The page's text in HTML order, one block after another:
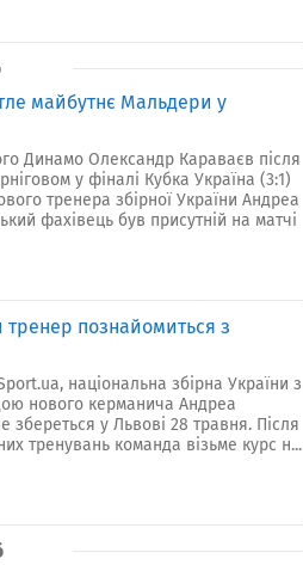
майбутнє Мальдери у
Динамо Олександр Караваєв після
у фіналі Кубка Україна (3:1)
тренера збірної України Андреа
фахівець був присутній на матчі
познайомиться з
національна збірна України з
нового керманича Андреа
у Львові 28 травня. Після
тренувань команда візьме курс н...